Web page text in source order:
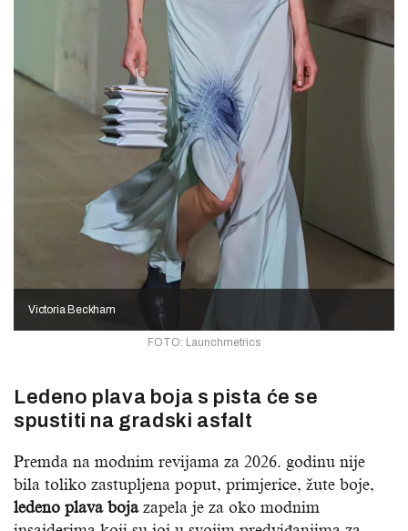
FOTO: Launchmetrics
Victoria Beckham
Ledeno plava boja s pista će se
spustiti na gradski asfalt
Premda na modnim revijama za 2026. godinu nije
bila toliko zastupljena poput, primjerice, žute boje,
ledeno plava bojazapela je za oko modnim